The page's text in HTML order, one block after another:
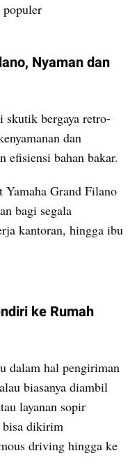
populer
Nyaman dan
skutik bergaya retro-
dan
efisiensi bahan bakar.
Grand Filano
bagi segala
kantoran, hingga ibu
ke Rumah
dalam hal pengiriman
biasanya diambil
layanan sopir
bisa dikirim
driving hingga ke